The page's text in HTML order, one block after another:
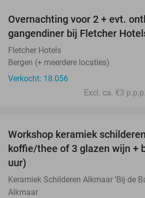
Overnachting voor 2 + evt.
gangendiner bij Fletcher
Fletcher Hotels
Bergen (+ meerdere locaties)
Verkocht: 18.056
Excl. ca. €3
Workshop keramiek
koffie/thee of 3 glazen wijn +
uur)
Keramiek Schilderen Alkmaar 'Bij de
Alkmaar